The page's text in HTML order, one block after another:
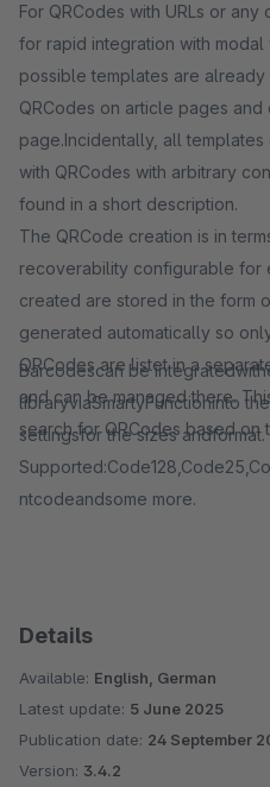
For QRCodes with URLs or
for rapid integration with
possible templates are
QRCodes on article pages
page.Incidentally, all
with QRCodes with arbitrary
found in a short description.
The QRCode creation is in
recoverability configurable for
created are stored in the form
generated automatically so
QRCodes are listet in a
and can be managed there.
search for QRCodes based on
Barcodescan be
libraryviaSmartyFunctioninto
settingsfor the sizes andformat.
ntcodeandsome more.
Details
Available: English, German
Latest update: 5 June 2025
Publication date: 24 September
Version: 3.4.2